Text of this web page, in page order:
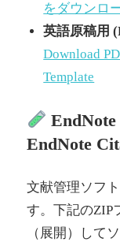
をダウンロ
英語原稿用
Download
Template
EndNote
文献管理ソフ
す。下記のZIP
（展開）して